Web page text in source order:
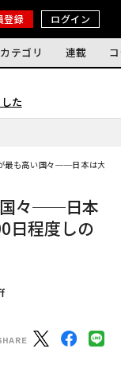
登録 ログイン
カテゴリ 連載
た
最も高い国々──日本は大規
国々──日本
日程度しの